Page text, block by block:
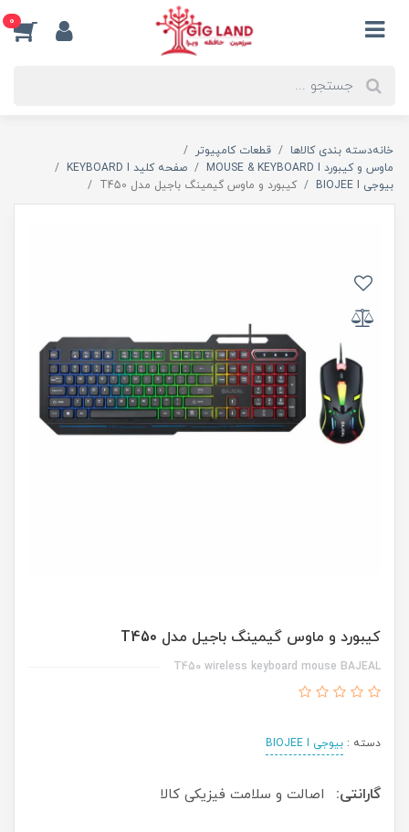
0
خانهدسته بندی کالاها
قطعات کامپیوتر
ماوس و کیبورد MOUSE & KEYBOARD I
صفحه کلید KEYBOARD I
بیوجی BIOJEE I
کیبورد و ماوس گیمینگ باجیل مدل T450
کیبورد و ماوس گیمینگ باجیل مدل T450
T450 wireless keyboard mouse BAJEAL
دسته : بیوجی BIOJEE I
گارانتی: اصالت و سلامت فیزیکی کالا